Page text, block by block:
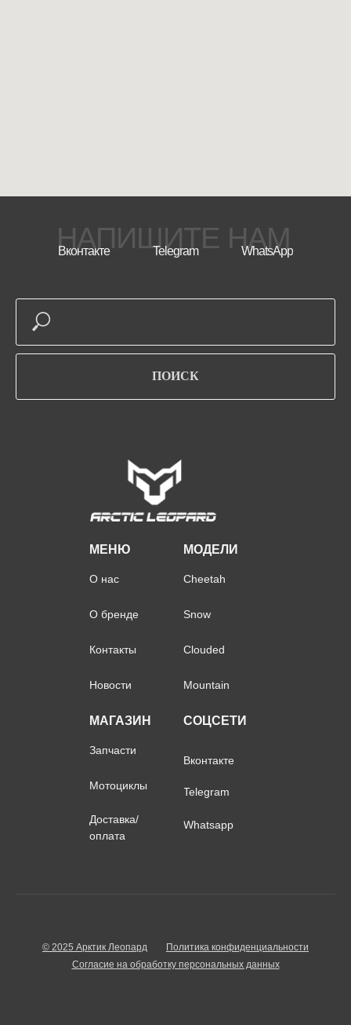
НАПИШИТЕ НАМ
Вконтакте Telegram WhatsApp
ПОИСК
Whatsapp
Telegram
Вконтакте
СОЦСЕТИ
Доставка/
оплата
Мотоциклы
Запчасти
МАГАЗИН
Mountain
Clouded
Snow
Cheetah
МОДЕЛИ
Новости
Контакты
О бренде
О нас
МЕНЮ
© 2025 Арктик Леопард
Политика конфиденциальности
Согласие на обработку персональных данных